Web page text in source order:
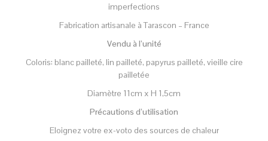
imperfections
Fabrication artisanale à Tarascon – France
Vendu à l’unité
Coloris: blanc pailleté, lin pailleté, papyrus pailleté, vieille cire
pailletée
Diamètre 11cm x H 1,5cm
Précautions d’utilisation
Eloignez votre ex-voto des sources de chaleur